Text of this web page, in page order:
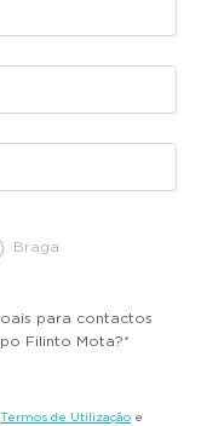
Braga
para contactos
Filinto Mota?*
Termos de Utilização e